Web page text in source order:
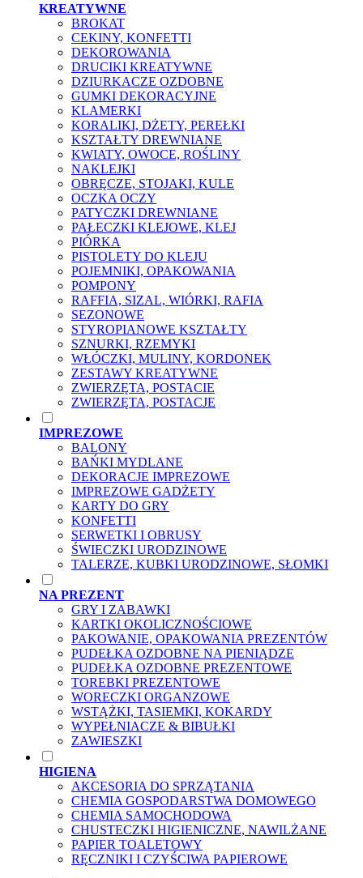
KREATYWNE
BROKAT
CEKINY, KONFETTI
DEKOROWANIA
DRUCIKI KREATYWNE
DZIURKACZE OZDOBNE
GUMKI DEKORACYJNE
KLAMERKI
KORALIKI, DŻETY, PEREŁKI
KSZTAŁTY DREWNIANE
KWIATY, OWOCE, ROŚLINY
NAKLEJKI
OBRĘCZE, STOJAKI, KULE
OCZKA OCZY
PATYCZKI DREWNIANE
PAŁECZKI KLEJOWE, KLEJ
PIÓRKA
PISTOLETY DO KLEJU
POJEMNIKI, OPAKOWANIA
POMPONY
RAFFIA, SIZAL, WIÓRKI, RAFIA
SEZONOWE
STYROPIANOWE KSZTAŁTY
SZNURKI, RZEMYKI
WŁÓCZKI, MULINY, KORDONEK
ZESTAWY KREATYWNE
ZWIERZĘTA, POSTACIE
ZWIERZĘTA, POSTACJE
IMPREZOWE
BALONY
BAŃKI MYDLANE
DEKORACJE IMPREZOWE
IMPREZOWE GADŻETY
KARTY DO GRY
KONFETTI
SERWETKI I OBRUSY
ŚWIECZKI URODZINOWE
TALERZE, KUBKI URODZINOWE, SŁOMKI
NA PREZENT
GRY I ZABAWKI
KARTKI OKOLICZNOŚCIOWE
PAKOWANIE, OPAKOWANIA PREZENTÓW
PUDEŁKA OZDOBNE NA PIENIĄDZE
PUDEŁKA OZDOBNE PREZENTOWE
TOREBKI PREZENTOWE
WORECZKI ORGANZOWE
WSTĄŻKI, TASIEMKI, KOKARDY
WYPEŁNIACZE & BIBUŁKI
ZAWIESZKI
HIGIENA
AKCESORIA DO SPRZĄTANIA
CHEMIA GOSPODARSTWA DOMOWEGO
CHEMIA SAMOCHODOWA
CHUSTECZKI HIGIENICZNE, NAWILŻANE
PAPIER TOALETOWY
RĘCZNIKI I CZYŚCIWA PAPIEROWE